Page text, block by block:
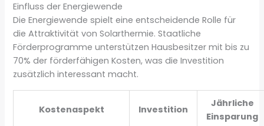
Einfluss der Energiewende
Die Energiewende spielt eine entscheidende Rolle für
die Attraktivität von Solarthermie. Staatliche
Förderprogramme unterstützen Hausbesitzer mit bis zu
70% der förderfähigen Kosten, was die Investition
zusätzlich interessant macht.
Kostenaspekt Investition
Jährliche
Einsparung